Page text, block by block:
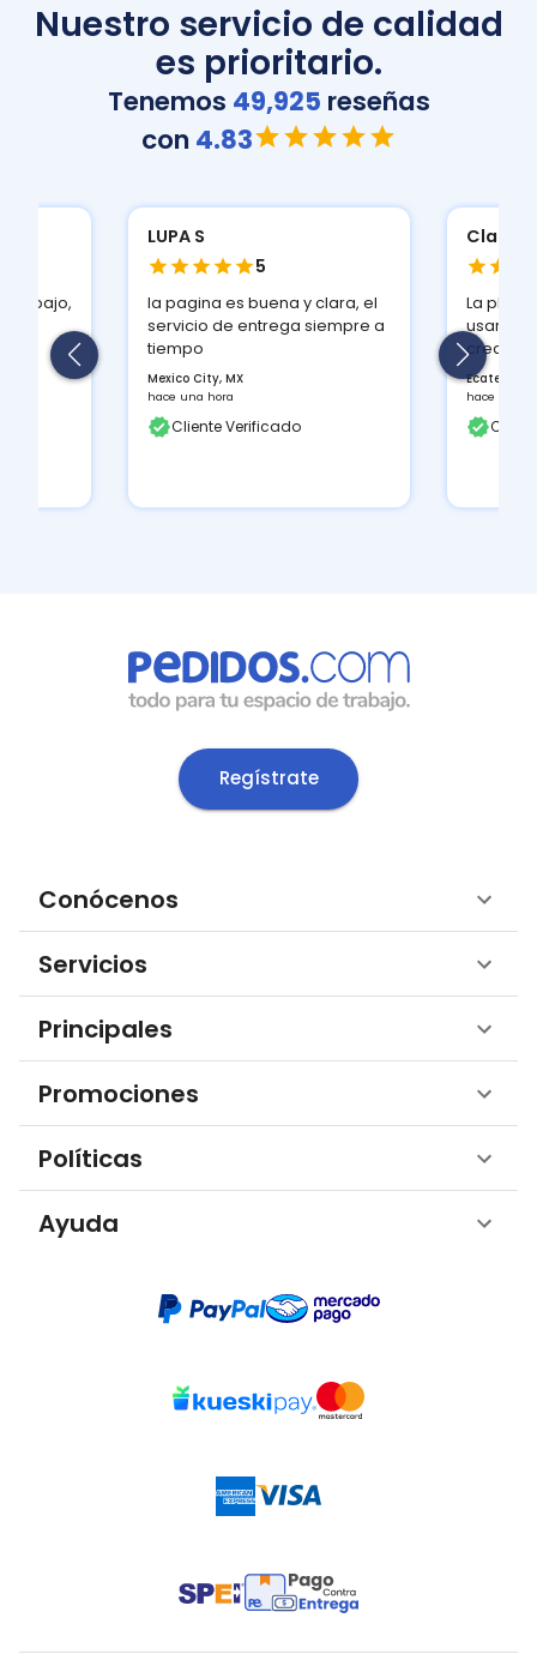
Nuestro servicio de calidad
es prioritario.
Tenemos 49,925 reseñas
con 4.83
bajo,
LUPA S
5
la pagina es buena y clara, el
servicio de entrega siempre a
tiempo
Mexico City, MX
hace una hora
Cliente Verificado
La
usar, de
crear la
Ecatepec
hace 2
Regístrate
Conócenos
Servicios
Principales
Promociones
Políticas
Ayuda